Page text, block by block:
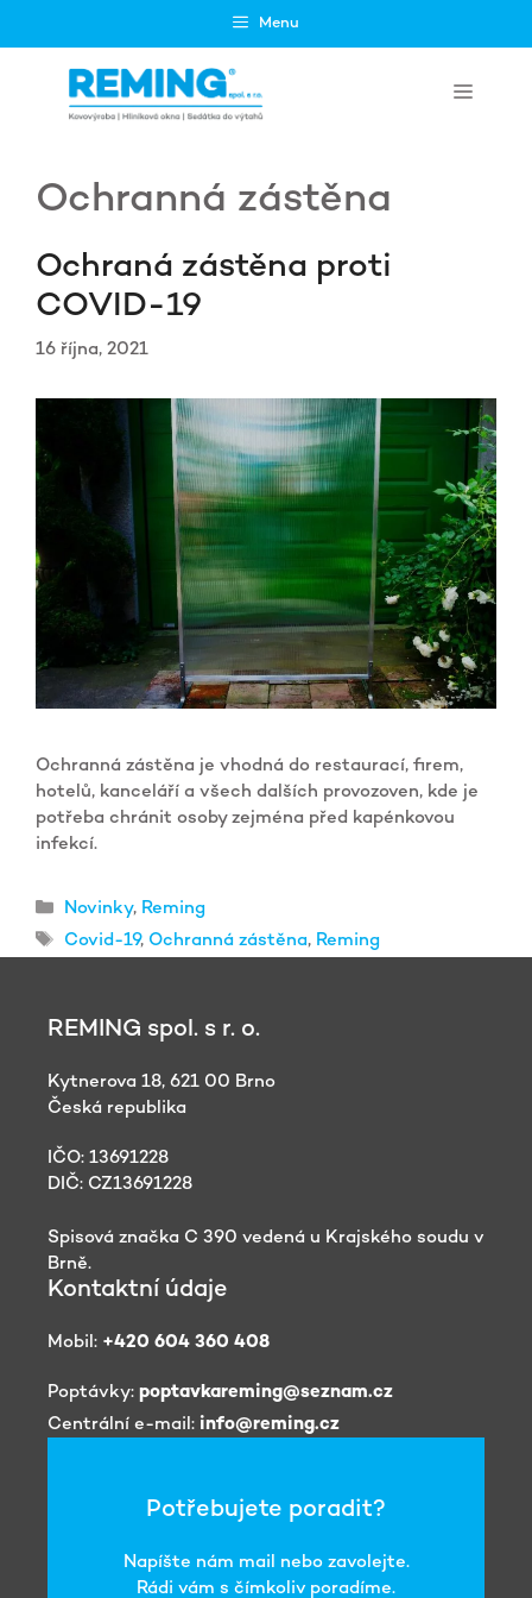
Menu
Menu
Ochranná zástěna
Ochraná zástěna proti
COVID-19
16 října, 2021
Ochranná zástěna je vhodná do restaurací, firem,
hotelů, kanceláří a všech dalších provozoven, kde je
potřeba chránit osoby zejména před kapénkovou
infekcí.
Rubriky
Novinky, Reming
Štítky
Covid-19, Ochranná zástěna, Reming
REMING spol. s r. o.
Kytnerova 18, 621 00 Brno
Česká republika
IČO: 13691228
DIČ: CZ13691228
Spisová značka C 390 vedená u Krajského soudu v
Brně.
Kontaktní údaje
Mobil: +420 604 360 408
Poptávky: poptavkareming@seznam.cz
Centrální e-mail: info@reming.cz
Potřebujete poradit?
Napíšte nám mail nebo zavolejte.
Rádi vám s čímkoliv poradíme.